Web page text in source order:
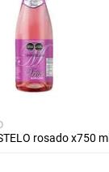
rosado x750 ml